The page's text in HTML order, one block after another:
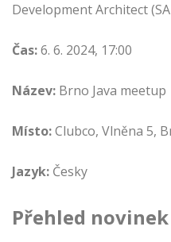
Development Architect
Čas:6. 6. 2024, 17:00
Název: Brno Java meetup
Místo:Clubco, Vlněna 5,
Jazyk: Česky
Přehled novinek